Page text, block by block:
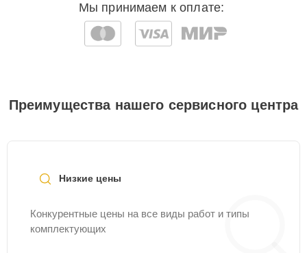
Мы принимаем к оплате:
Преимущества нашего сервисного центра
Низкие цены
Конкурентные цены на все виды работ и типы
комплектующих